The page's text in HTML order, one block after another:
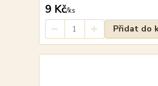
9 Kč/ks
Přidat do